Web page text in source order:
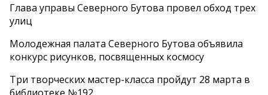
Глава управы Северного Бутова провел обход трех
улиц
Молодежная палата Северного Бутова объявила
конкурс рисунков, посвященных космосу
Три творческих мастер-класса пройдут 28 марта в